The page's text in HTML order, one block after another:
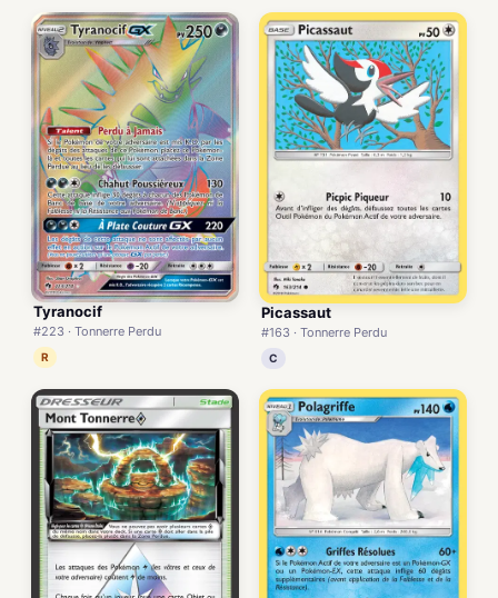
Tyranocif
#223 · Tonnerre Perdu
R
Picassaut
#163 · Tonnerre Perdu
C